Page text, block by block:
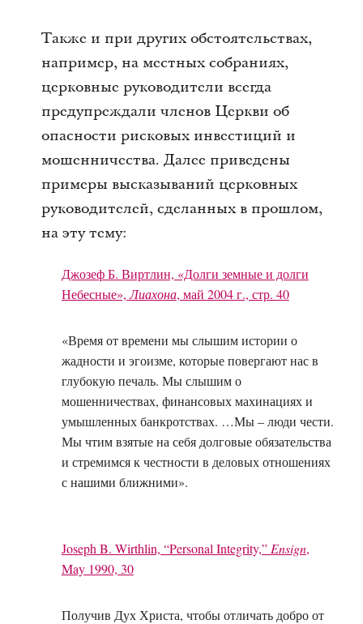
Также и при других обстоятельствах,
например, на местных собраниях,
церковные руководители всегда
предупреждали членов Церкви об
опасности рисковых инвестиций и
мошенничества. Далее приведены
примеры высказываний церковных
руководителей, сделанных в прошлом,
на эту тему:
Джозеф Б. Виртлин, «Долги земные и долги
Небесные»,Лиахона, май 2004 г., стр. 40
«Время от времени мы слышим истории о
жадности и эгоизме, которые повергают нас в
глубокую печаль. Мы слышим о
мошенничествах, финансовых махинациях и
умышленных банкротствах. …Мы – люди чести.
Мы чтим взятые на себя долговые обязательства
и стремимся к честности в деловых отношениях
с нашими ближними».
Joseph B. Wirthlin, “Personal Integrity,” Ensign,
May 1990, 30
Получив Дух Христа, чтобы отличать добро от